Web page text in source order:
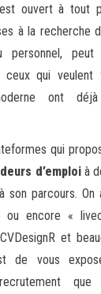
ouvert à tout
à la recherche
personnel,
qui veulent
ont
qui
d’emploià
son parcours. On
encore «
et
de vous
que